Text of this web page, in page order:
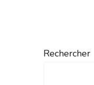
Rechercher